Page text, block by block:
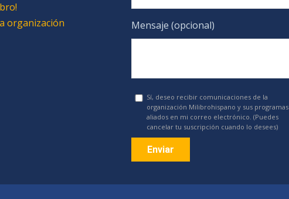
organización
Mensaje (opcional)
Sí, deseo recibir comunicaciones de la
organización Milibrohispano y sus programas
aliados en mi correo electrónico. (Puedes
cancelar tu suscripción cuando lo desees)